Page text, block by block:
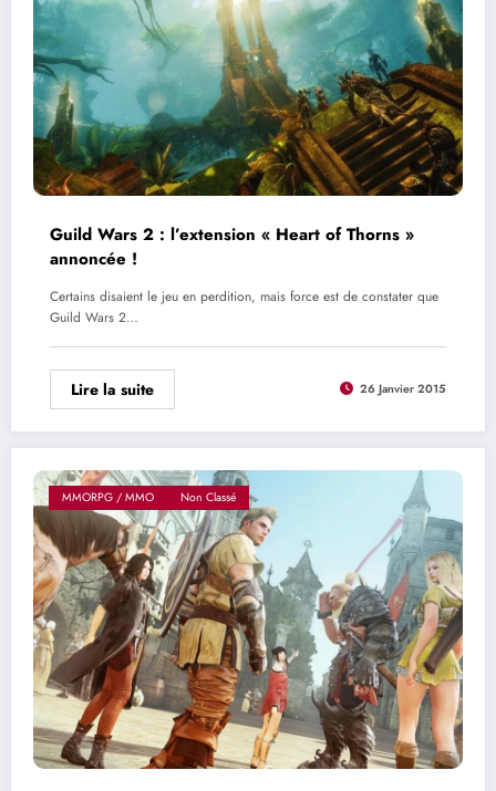
Guild Wars 2 : l’extension « Heart of Thorns »
annoncée !
Certains disaient le jeu en perdition, mais force est de constater que
Guild Wars 2…
Lire la suite 26 Janvier 2015
MMORPG / MMO Non Classé